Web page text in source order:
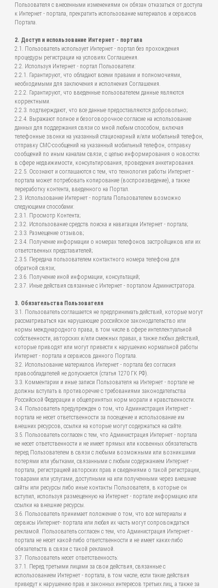
Пользователя с внесенными изменениями он обязан отказаться от доступа
к Интернет - портала, прекратить использование материалов и сервисов
Портала.
2. Доступ и использование Интернет - портала
2.1. Пользователь использует Интернет - портал без прохождения
процедуры регистрации на условиях Соглашения.
2.2. Используя Интернет - портал Пользователи:
2.2.1. Гарантируют, что обладают всеми правами и полномочиями,
необходимыми для заключения и исполнения Соглашения.
2.2.2. Гарантируют, что введенные пользователем данные являются
корректными.
2.2.3. подтверждают, что все данные предоставляются добровольно;
2.2.4. Выражают полное и безоговорочное согласие на использование
данных для поддержания связи со мной любым способом, включая
телефонные звонки на указанный стационарный и/или мобильный телефон,
отправку СМС-сообщений на указанный мобильный телефон, отправку
сообщений по иным каналам связи, с целью информирования о новостях
в сфере недвижимости, консультирования, проведения анкетирования.
2.2.5. Осознают и соглашаются с тем, что технология работы Интернет -
портала может потребовать копирование (воспроизведение), а также
переработку контента, введенного на Портал.
2.3. Использование Интернет - портала Пользователем возможно
следующими способами:
2.3.1. Просмотр Контента;
2.3.2. Использование средств поиска и навигации Интернет - портала;
2.3.3. Размещение отзывов;
2.3.4. Получение информации о номерах телефонов застройщиков или их
ответственных представителей;
2.3.5. Передача пользователем контактного номера телефона для
обратной связи;
2.3.6. Получение иной информации, консультаций;
2.3.7. Иные действия связанные с Интернет - порталом Администратора.
3. Обязательства Пользователя
3.1. Пользователь соглашается не предпринимать действий, которые могут
рассматриваться как нарушающие российское законодательство или
нормы международного права, в том числе в сфере интеллектуальной
собственности, авторских и/или смежных правах, а также любых действий,
которые приводят или могут привести к нарушению нормальной работы
Интернет - портала и сервисов данного Портала.
3.2. Использование материалов Интернет - портала без согласия
правообладателей не допускается (статья 1270 ГК РФ).
3.3. Комментарии и иные записи Пользователя на Интернет - портале не
должны вступать в противоречие с требованиями законодательства
Российской Федерации и общепринятых норм морали и нравственности.
3.4. Пользователь предупрежден о том, что Администрация Интернет -
портала не несет ответственности за посещение и использование им
внешних ресурсов, ссылки на которые могут содержаться на сайте.
3.5. Пользователь согласен с тем, что Администрация Интернет - портала
не несет ответственности и не имеет прямых или косвенных обязательств
перед Пользователем в связи с любыми возможными или возникшими
потерями или убытками, связанными с любым содержанием Интернет -
портала, регистрацией авторских прав и сведениями о такой регистрации,
товарами или услугами, доступными на или полученными через внешние
сайты или ресурсы либо иные контакты Пользователя, в которые он
вступил, используя размещенную на Интернет - портале информацию или
ссылки на внешние ресурсы.
3.6. Пользователь принимает положение о том, что все материалы и
сервисы Интернет- портала или любая их часть могут сопровождаться
рекламой. Пользователь согласен с тем, что Администрация Интернет -
портала не несет какой-либо ответственности и не имеет каких-либо
обязательств в связи с такой рекламой.
3.7. Пользователь несет ответственность:
3.7.1. Перед третьими лицами за свои действия, связанные с
использованием Интернет - портала, в том числе, если такие действия
приведут к нарушению прав и законных интересов третьих лиц, а также за